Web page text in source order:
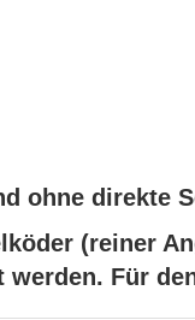
ohne direkte
(reiner
Für